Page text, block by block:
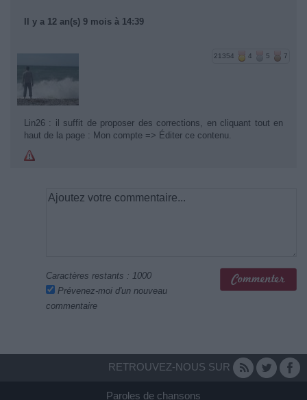
Il y a 12 an(s) 9 mois à 14:39
21354 4 5 7
Lin26 : il suffit de proposer des corrections, en cliquant tout en
haut de la page : Mon compte => Éditer ce contenu.
Caractères restants : 1000
Prévenez-moi d'un nouveau
commentaire
RETROUVEZ-NOUS SUR
Paroles de chansons